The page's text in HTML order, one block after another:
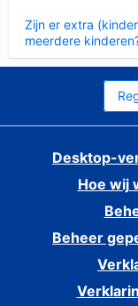
Zijn er extra
meerdere
Desktop-
Hoe wij
Beheer